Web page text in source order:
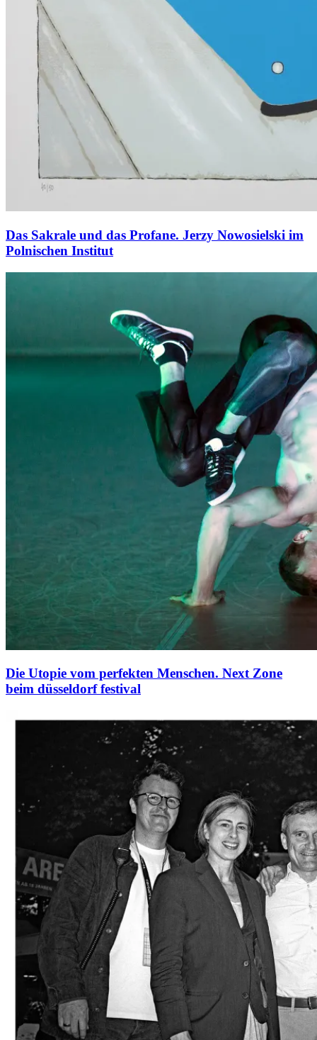
Das Sakrale und das Profane. Jerzy Nowosielski im
Polnischen Institut
Die Utopie vom perfekten Menschen. Next Zone
beim düsseldorf festival